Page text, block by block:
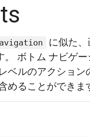
に似た
。 ボトム ナビゲ
ベルのアクショ
めることができま